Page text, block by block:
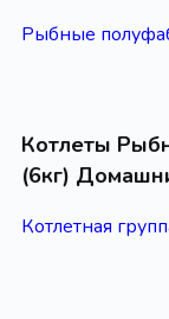
Рыбные
Котлеты
(6кг)
Котлетная